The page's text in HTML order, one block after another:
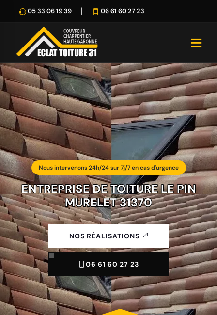
05 33 06 19 39 06 61 60 27 23
Nous intervenons 24h/24 sur 7j/7 en cas d'urgence
ENTREPRISE DE TOITURE LE PIN
MURELET 31370
NOS RÉALISATIONS
06 61 60 27 23